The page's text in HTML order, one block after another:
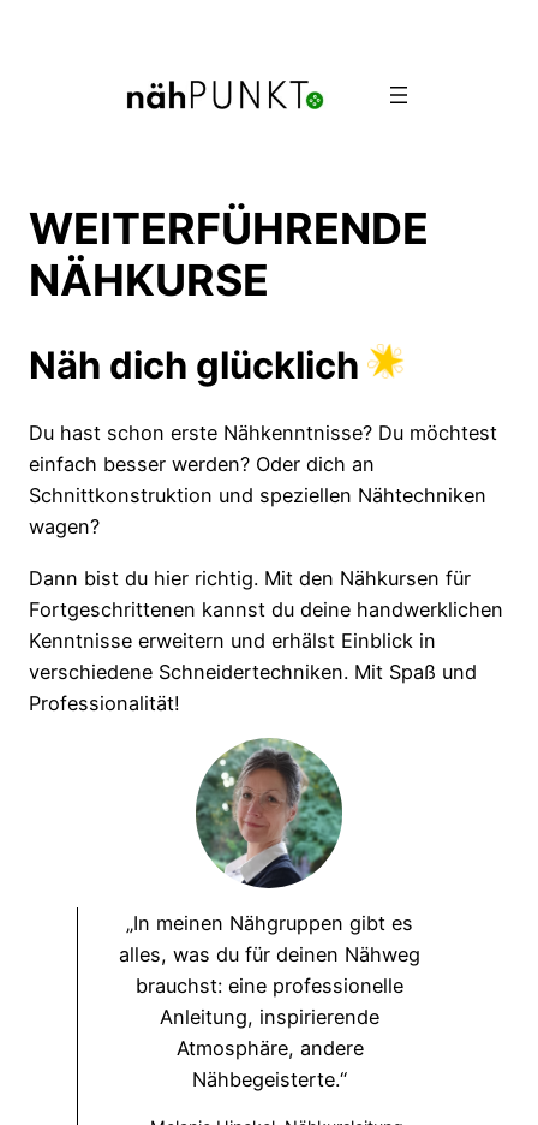
WEITERFÜHRENDE
NÄHKURSE
Näh dich glücklich
Du hast schon erste Nähkenntnisse? Du möchtest
einfach besser werden? Oder dich an
Schnittkonstruktion und speziellen Nähtechniken
wagen?
Dann bist du hier richtig. Mit den Nähkursen für
Fortgeschrittenen kannst du deine handwerklichen
Kenntnisse erweitern und erhälst Einblick in
verschiedene Schneidertechniken. Mit Spaß und
Professionalität!
„In meinen Nähgruppen gibt es
alles, was du für deinen Nähweg
brauchst: eine professionelle
Anleitung, inspirierende
Atmosphäre, andere
Nähbegeisterte.“